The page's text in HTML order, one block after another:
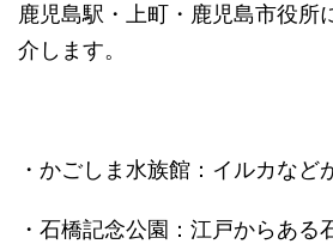
鹿児島駅・上町・鹿児島市役所
介します。
・かごしま水族館：イルカなど
・石橋記念公園：江戸からある